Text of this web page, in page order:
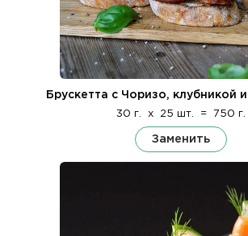
Брускетта с Чоризо, клубникой
30 г. x 25 шт. = 750 г.
Заменить